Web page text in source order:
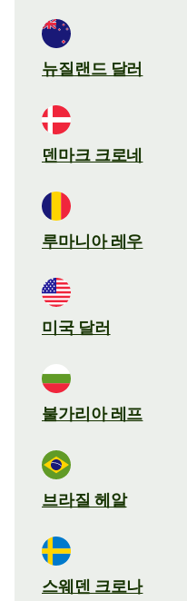
뉴질랜드 달러
덴마크 크로네
루마니아 레우
미국 달러
불가리아 레프
브라질 헤알
스웨덴 크로나